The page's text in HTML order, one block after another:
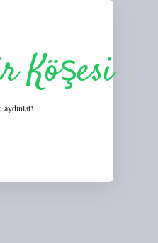
Köşesi
aydınlat!